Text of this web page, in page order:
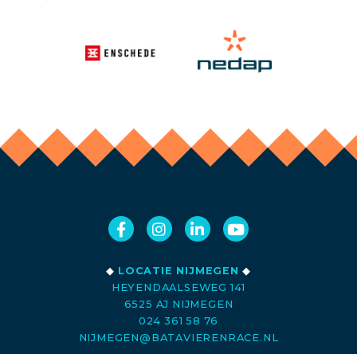
◆ LOCATIE NIJMEGEN ◆
HEYENDAALSEWEG 141
6525 AJ NIJMEGEN
024 361 58 76
NIJMEGEN@BATAVIERENRACE.NL